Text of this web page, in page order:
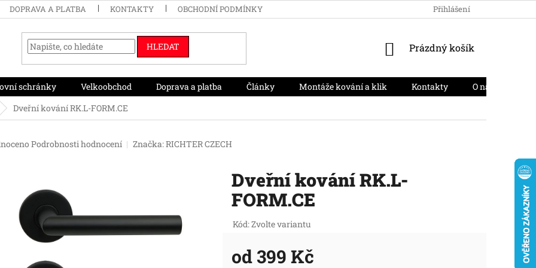
DOPRAVA A PLATBA KONTAKTY OBCHODNÍ PODMÍNKY PODMÍNKY OCHRANY OSOBNÍCH
Přihlášení
HLEDAT
NÁKUPNÍ
Prázdný košík
schránky Velkoobchod Doprava a platba Články Montáže kování a klik Kontakty O nás
Dveřní kování RK.L-FORM.CE
Podrobnosti hodnocení Značka:RICHTER CZECH
Dveřní kování RK.L-
FORM.CE
Kód:Zvolte variantu
od399 Kč